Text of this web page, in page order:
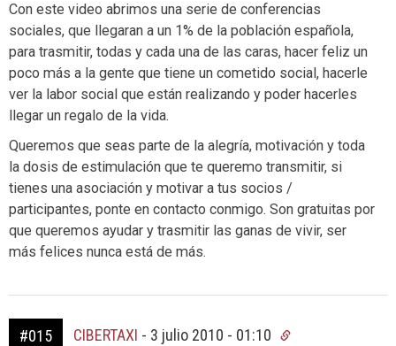
Con este video abrimos una serie de conferencias
sociales, que llegaran a un 1% de la población española,
para trasmitir, todas y cada una de las caras, hacer feliz un
poco más a la gente que tiene un cometido social, hacerle
ver la labor social que están realizando y poder hacerles
llegar un regalo de la vida.
Queremos que seas parte de la alegría, motivación y toda
la dosis de estimulación que te queremo transmitir, si
tienes una asociación y motivar a tus socios /
participantes, ponte en contacto conmigo. Son gratuitas por
que queremos ayudar y trasmitir las ganas de vivir, ser
más felices nunca está de más.
#015 CIBERTAXI - 3 julio 2010 - 01:10